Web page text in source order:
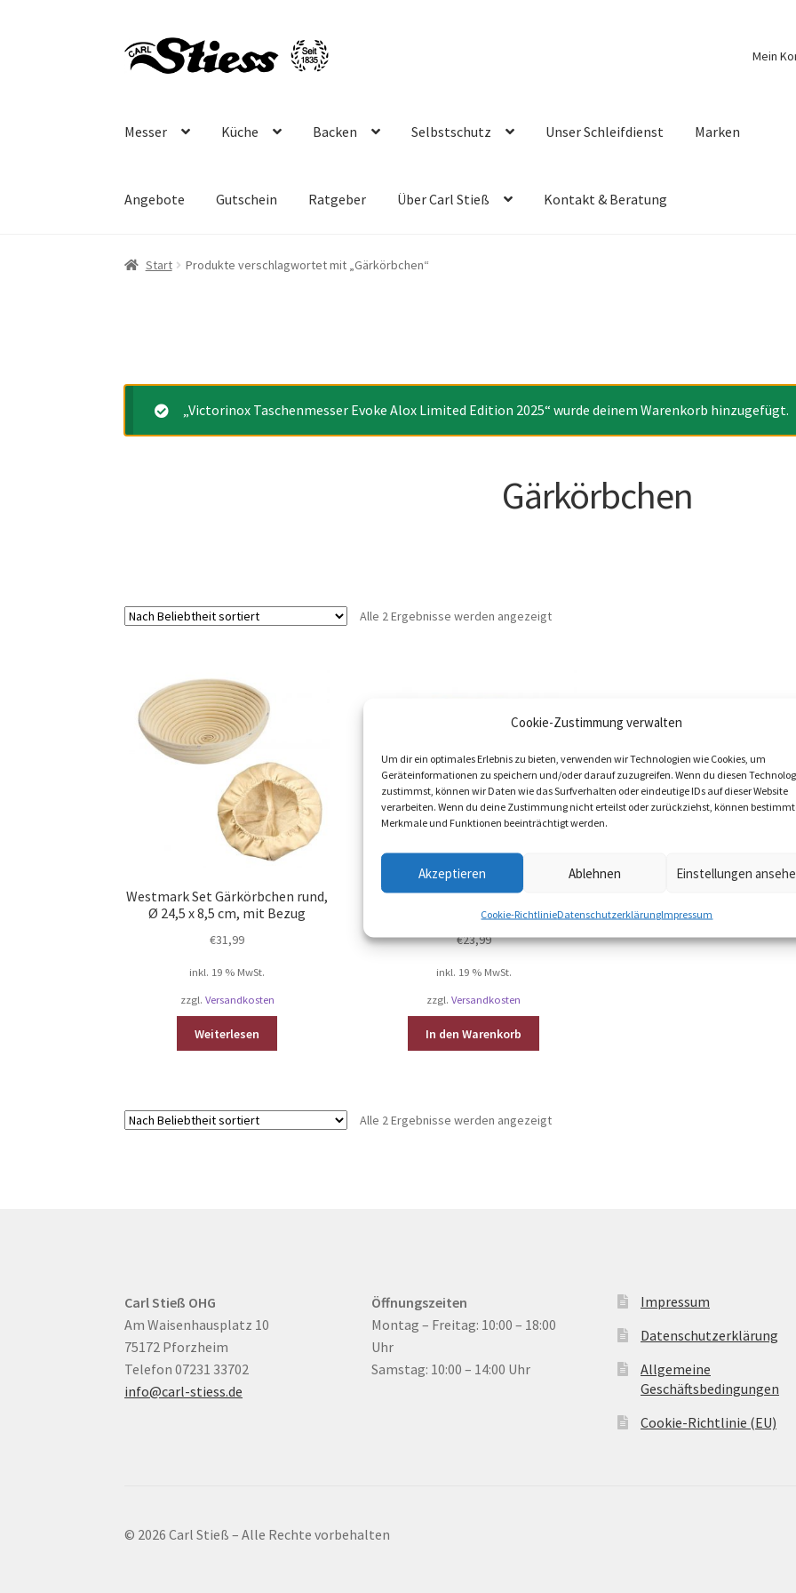
Cookie-Zustimmung verwalten
Um dir ein optimales Erlebnis zu bieten, verwenden wir Technologien wie Cookies, um
Geräteinformationen zu speichern und/oder darauf zuzugreifen. Wenn du diesen
zustimmst, können wir Daten wie das Surfverhalten oder eindeutige IDs auf dieser Website
verarbeiten. Wenn du deine Zustimmung nicht erteilst oder zurückziehst, können
Merkmale und Funktionen beeinträchtigt werden.
Akzeptieren Ablehnen Einstellungen
Cookie-RichtlinieDatenschutzerklärungImpressum
Zur
Navigation
Zum
Inhalt
Mein
Messer Küche Backen Selbstschutz Unser Schleifdienst Marken
Angebote Gutschein Ratgeber Über Carl Stieß Kontakt & Beratung
Start Produkte verschlagwortet mit „Gärkörbchen“
„Victorinox Taschenmesser Evoke Alox Limited Edition 2025“ wurde deinem Warenkorb hinzugefügt.
Gärkörbchen
Alle 2 Ergebnisse werden angezeigtNach
Westmark Set Gärkörbchen rund,
Ø 24,5 x 8,5 cm, mit Bezug
€31,99
inkl. 19 % MwSt.
zzgl. Versandkosten
Weiterlesen
Westmark Gärkörbchen rund, Ø
ca. 24,5 x 8,5 cm
€23,99
inkl. 19 % MwSt.
zzgl.Versandkosten
In den Warenkorb
Alle 2 Ergebnisse werden angezeigtNach
Carl Stieß OHG
Am Waisenhausplatz 10
75172 Pforzheim
Telefon 07231 33702
info@carl-stiess.de
Öffnungszeiten
Montag – Freitag: 10:00 – 18:00
Uhr
Samstag: 10:00 – 14:00 Uhr
Impressum
Datenschutzerklärung
Allgemeine
Geschäftsbedingungen
Cookie-Richtlinie (EU)
© 2026 Carl Stieß – Alle Rechte vorbehalten